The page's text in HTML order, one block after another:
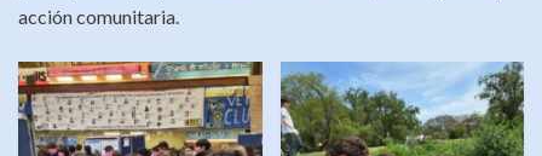
acción comunitaria.